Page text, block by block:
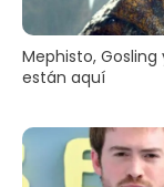
Mephisto, Gosling
están aquí